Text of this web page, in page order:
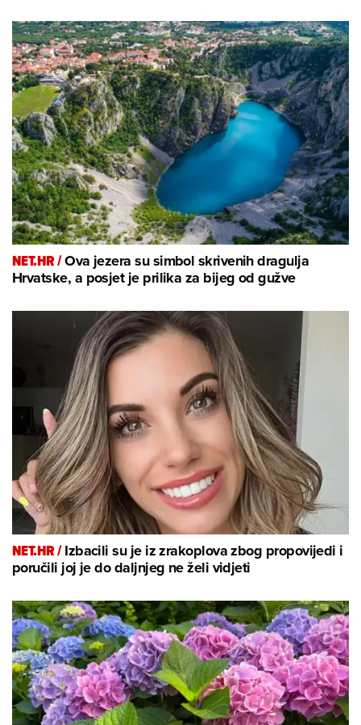
NET.HR /Ova jezera su simbol skrivenih dragulja
Hrvatske, a posjet je prilika za bijeg od gužve
NET.HR /Izbacili su je iz zrakoplova zbog propovijedi i
poručili joj je do daljnjeg ne želi vidjeti